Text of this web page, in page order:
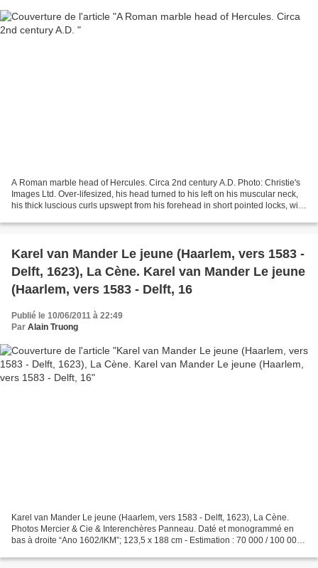
A Roman marble head of Hercules. Circa 2nd century A.D. Photo: Christie's
Images Ltd. Over-lifesized, his head turned to his left on his muscular neck,
his thick luscious curls upswept from his forehead in short pointed locks, with
Karel van Mander Le jeune (Haarlem, vers 1583 -
Delft, 1623), La Cène. Karel van Mander Le jeune
(Haarlem, vers 1583 - Delft, 16
Publié le 10/06/2011 à 22:49
Par Alain Truong
Karel van Mander Le jeune (Haarlem, vers 1583 - Delft, 1623), La Cène.
Photos Mercier & Cie & Interenchères Panneau. Daté et monogrammé en
bas à droite “Ano 1602/IKM”; 123,5 x 188 cm - Estimation : 70 000 / 100 000€